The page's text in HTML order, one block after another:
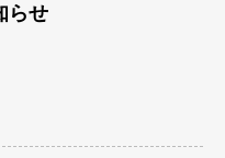
らせ